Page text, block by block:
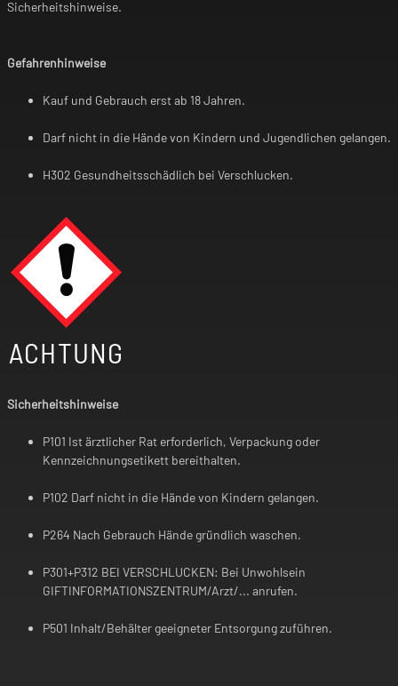
Sicherheitshinweise.
Gefahrenhinweise
Kauf und Gebrauch erst ab 18 Jahren.
Darf nicht in die Hände von Kindern und Jugendlichen gelangen.
H302 Gesundheitsschädlich bei Verschlucken.
ACHTUNG
Sicherheitshinweise
P101 Ist ärztlicher Rat erforderlich, Verpackung oder
Kennzeichnungsetikett bereithalten.
P102 Darf nicht in die Hände von Kindern gelangen.
P264 Nach Gebrauch Hände gründlich waschen.
P301+P312 BEI VERSCHLUCKEN: Bei Unwohlsein
GIFTINFORMATIONSZENTRUM/Arzt/... anrufen.
P501 Inhalt/Behälter geeigneter Entsorgung zuführen.